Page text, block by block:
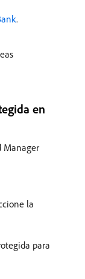
.
en
Manager
la
para